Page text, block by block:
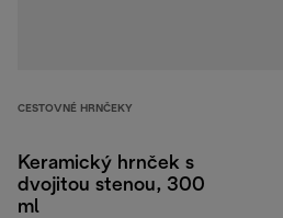
CESTOVNÉ HRNČEKY
Keramický hrnček s
dvojitou stenou, 300
ml